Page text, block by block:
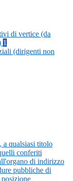
di vertice (da
1
(dirigenti non
qualsiasi titolo
conferiti
di indirizzo
pubbliche di